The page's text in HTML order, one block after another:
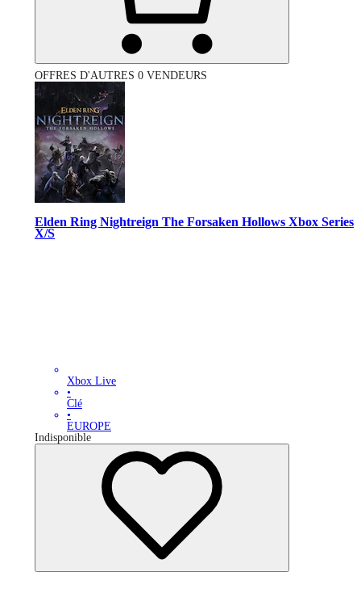
OFFRES D'AUTRES 0 VENDEURS
Elden Ring Nightreign The Forsaken Hollows Xbox Series
X/S
Xbox Live
•
Clé
•
EUROPE
Indisponible